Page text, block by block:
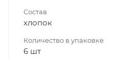
Состав
хлопок
Количество в упаковке
6 шт